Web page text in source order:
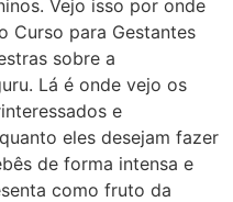
Vejo isso por onde
Curso para Gestantes
sobre a
Lá é onde vejo os
e
eles desejam fazer
de forma intensa e
como fruto da